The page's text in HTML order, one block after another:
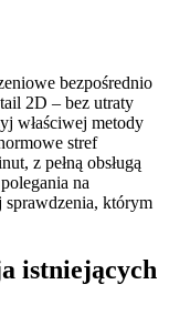
bezpośrednio
2D – bez utraty
właściwej metody
stref
z pełną obsługą
na
którym
istniejących